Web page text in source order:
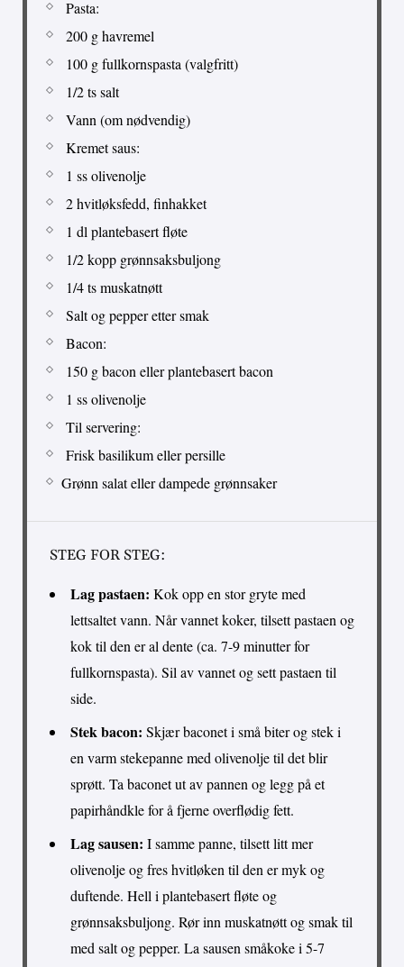
Pasta:
200 g havremel
100 g fullkornspasta (valgfritt)
1/2 ts salt
Vann (om nødvendig)
Kremet saus:
1 ss olivenolje
2 hvitløksfedd, finhakket
1 dl plantebasert fløte
1/2 kopp grønnsaksbuljong
1/4 ts muskatnøtt
Salt og pepper etter smak
Bacon:
150 g bacon eller plantebasert bacon
1 ss olivenolje
Til servering:
Frisk basilikum eller persille
Grønn salat eller dampede grønnsaker
STEG FOR STEG:
Lag pastaen: Kok opp en stor gryte med
lettsaltet vann. Når vannet koker, tilsett pastaen og
kok til den er al dente (ca. 7-9 minutter for
fullkornspasta). Sil av vannet og sett pastaen til
side.
Stek bacon: Skjær baconet i små biter og stek i
en varm stekepanne med olivenolje til det blir
sprøtt. Ta baconet ut av pannen og legg på et
papirhåndkle for å fjerne overflødig fett.
Lag sausen: I samme panne, tilsett litt mer
olivenolje og fres hvitløken til den er myk og
duftende. Hell i plantebasert fløte og
grønnsaksbuljong. Rør inn muskatnøtt og smak til
med salt og pepper. La sausen småkoke i 5-7